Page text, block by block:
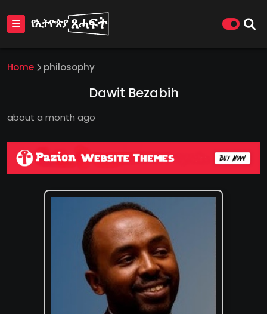
Home philosophy
Dawit Bezabih
about a month ago